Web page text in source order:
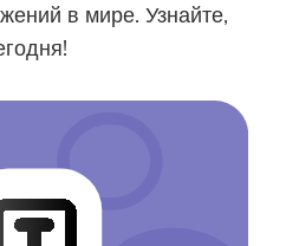
в мире. Узнайте,